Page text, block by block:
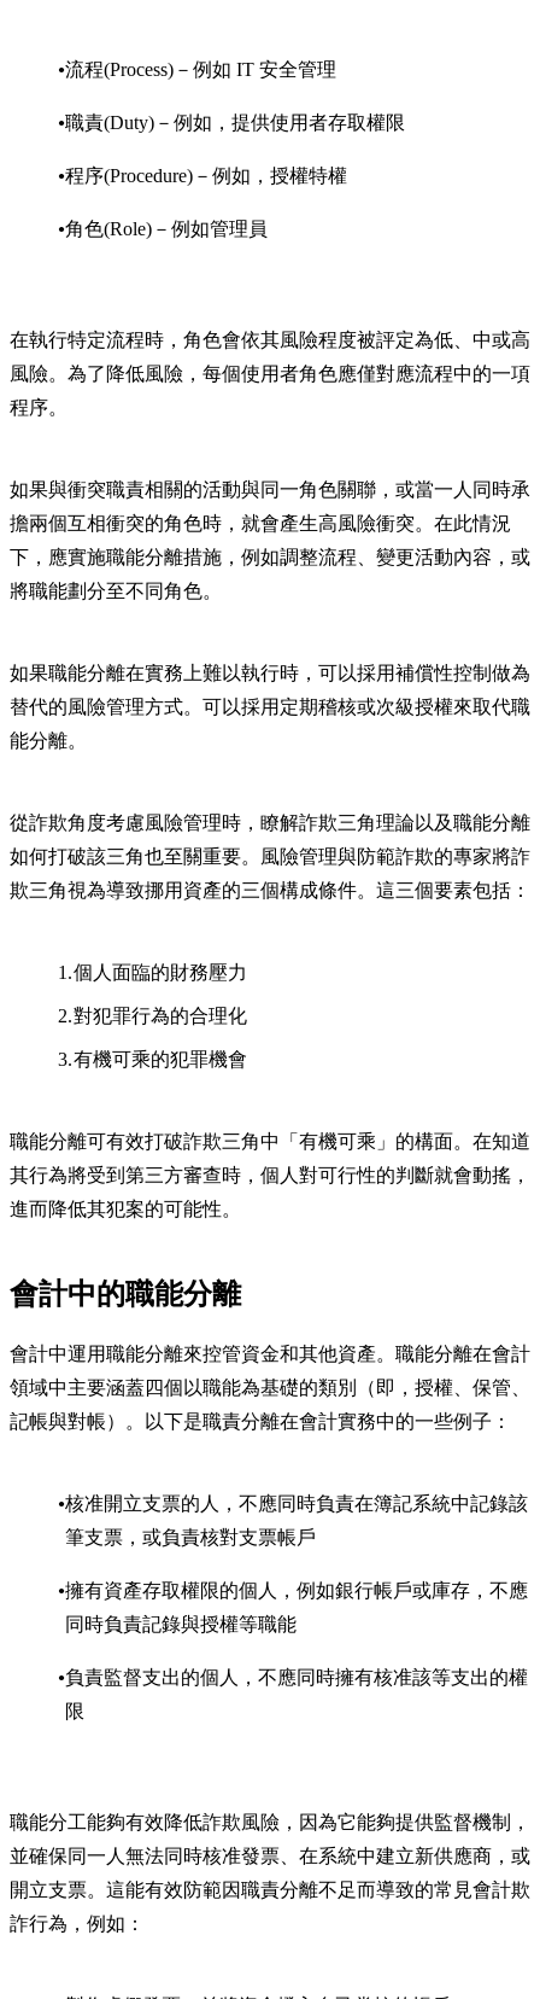
流程(Process)－例如 IT 安全管理
職責(Duty)－例如，提供使用者存取權限
程序(Procedure)－例如，授權特權
角色(Role)－例如管理員
在執行特定流程時，角色會依其風險程度被評定為低、中或高
風險。為了降低風險，每個使用者角色應僅對應流程中的一項
程序。
如果與衝突職責相關的活動與同一角色關聯，或當一人同時承
擔兩個互相衝突的角色時，就會產生高風險衝突。在此情況
下，應實施職能分離措施，例如調整流程、變更活動內容，或
將職能劃分至不同角色。
如果職能分離在實務上難以執行時，可以採用補償性控制做為
替代的風險管理方式。可以採用定期稽核或次級授權來取代職
能分離。
從詐欺角度考慮風險管理時，瞭解詐欺三角理論以及職能分離
如何打破該三角也至關重要。風險管理與防範詐欺的專家將詐
欺三角視為導致挪用資產的三個構成條件。這三個要素包括：
個人面臨的財務壓力
對犯罪行為的合理化
有機可乘的犯罪機會
職能分離可有效打破詐欺三角中「有機可乘」的構面。在知道
其行為將受到第三方審查時，個人對可行性的判斷就會動搖，
進而降低其犯案的可能性。
會計中的職能分離
會計中運用職能分離來控管資金和其他資產。職能分離在會計
領域中主要涵蓋四個以職能為基礎的類別（即，授權、保管、
記帳與對帳）。以下是職責分離在會計實務中的一些例子：
核准開立支票的人，不應同時負責在簿記系統中記錄該
筆支票，或負責核對支票帳戶
擁有資產存取權限的個人，例如銀行帳戶或庫存，不應
同時負責記錄與授權等職能
負責監督支出的個人，不應同時擁有核准該等支出的權
限
職能分工能夠有效降低詐欺風險，因為它能夠提供監督機制，
並確保同一人無法同時核准發票、在系統中建立新供應商，或
開立支票。這能有效防範因職責分離不足而導致的常見會計欺
詐行為，例如：